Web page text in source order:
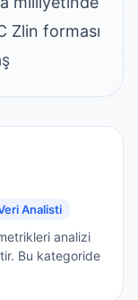
Zlin forması
Analisti
analizi
Bu kategoride